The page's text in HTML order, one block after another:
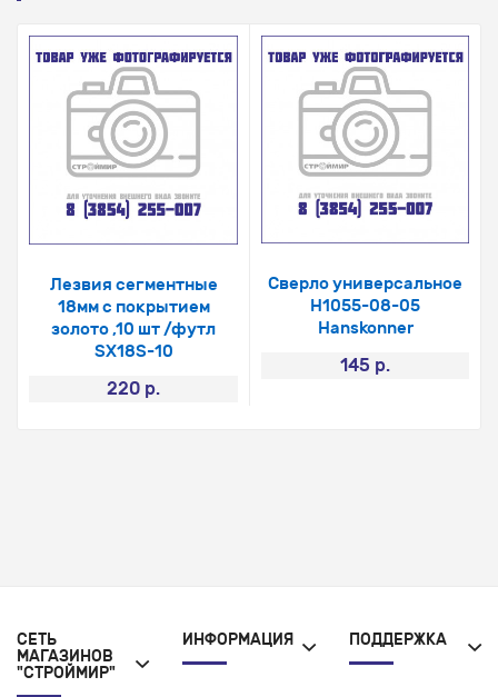
Лезвия сегментные
18мм с покрытием
золото ,10 шт /футл
SX18S-10
220 р.
Сверло универсальное
Н1055-08-05
Hanskonner
145 р.
СЕТЬ
МАГАЗИНОВ
"СТРОЙМИР"
ИНФОРМАЦИЯ ПОДДЕРЖКА